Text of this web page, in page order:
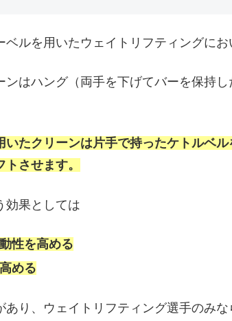
ベルを用いたウェイトリフティングにお
ンはハング（両手を下げてバーを保持
いたクリーンは片手で持ったケトルベ
させます。
効果としては
性を高める
める
あり、ウェイトリフティング選手のみ